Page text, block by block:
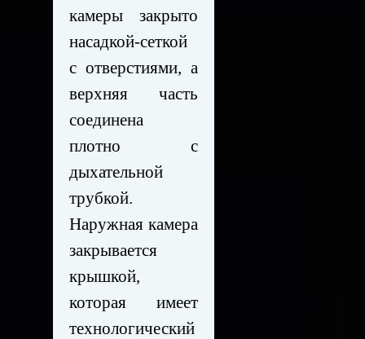
камеры закрыто
насадкой-сеткой
с отверстиями, а
верхняя часть
соединена
плотно с
дыхательной
трубкой.
Наружная камера
закрывается
крышкой,
которая имеет
технологический